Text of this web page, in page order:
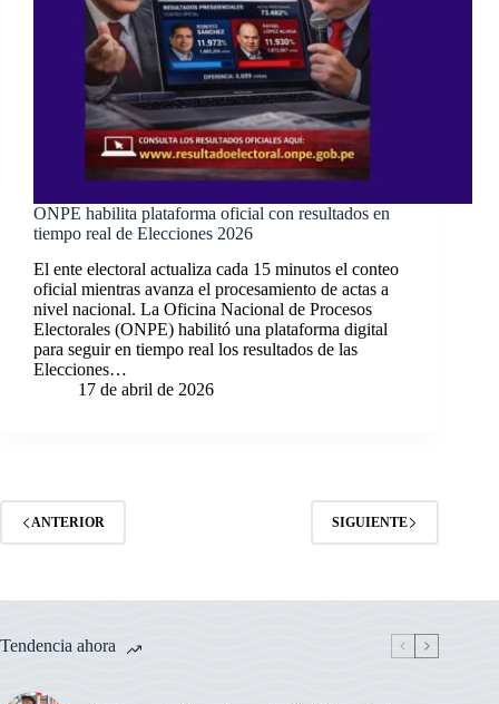
ONPE habilita plataforma oficial con resultados en
tiempo real de Elecciones 2026
El ente electoral actualiza cada 15 minutos el conteo
oficial mientras avanza el procesamiento de actas a
nivel nacional. La Oficina Nacional de Procesos
Electorales (ONPE) habilitó una plataforma digital
para seguir en tiempo real los resultados de las
Elecciones…
17 de abril de 2026
ANTERIOR SIGUIENTE
Tendencia ahora